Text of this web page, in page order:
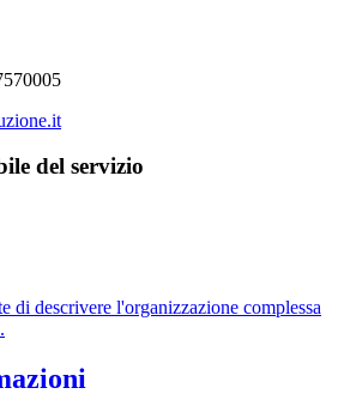
del servizio
di descrivere l'organizzazione complessa